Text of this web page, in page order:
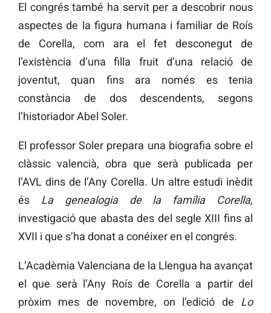
El congrés també ha servit per a descobrir nous
aspectes de la figura humana i familiar de Roís
de Corella, com ara el fet desconegut de
l’existència d’una filla fruit d’una relació de
joventut, quan fins ara només es tenia
constància de dos descendents, segons
l’historiador Abel Soler.
El professor Soler prepara una biografia sobre el
clàssic valencià, obra que serà publicada per
l’AVL dins de l’Any Corella. Un altre estudi inèdit
és La genealogia de la família Corella,
investigació que abasta des del segle XIII fins al
XVII i que s’ha donat a conéixer en el congrés.
L’Acadèmia Valenciana de la Llengua ha avançat
el que serà l’Any Roís de Corella a partir del
pròxim mes de novembre, on l’edició de Lo